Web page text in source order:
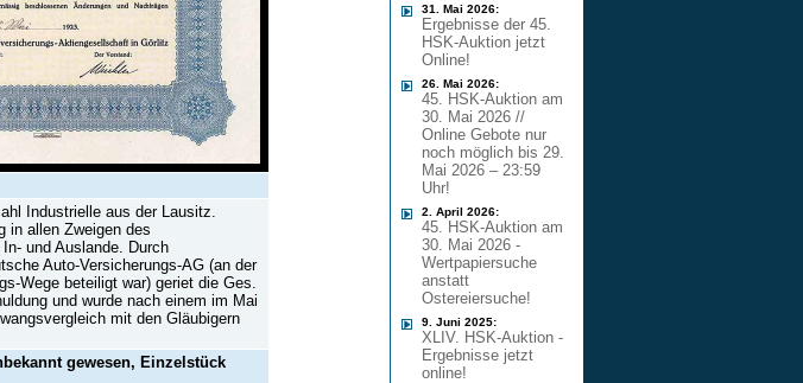
Industrielle aus der Lausitz.
in allen Zweigen des
und Auslande. Durch
Auto-Versicherungs-AG (an der
Wege beteiligt war) geriet die Ges.
und wurde nach einem im Mai
mit den Gläubigern
gewesen, Einzelstück
31. Mai 2026:
Ergebnisse der 45.
HSK-Auktion jetzt
Online!
26. Mai 2026:
45. HSK-Auktion am
30. Mai 2026 //
Online Gebote nur
noch möglich bis 29.
Mai 2026 – 23:59
Uhr!
2. April 2026:
45. HSK-Auktion am
30. Mai 2026 -
Wertpapiersuche
anstatt
Ostereiersuche!
9. Juni 2025:
XLIV. HSK-Auktion -
Ergebnisse jetzt
online!